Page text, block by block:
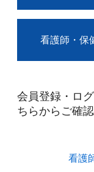
看護師・保
会員登録・ロ
ちらからご確認
看護